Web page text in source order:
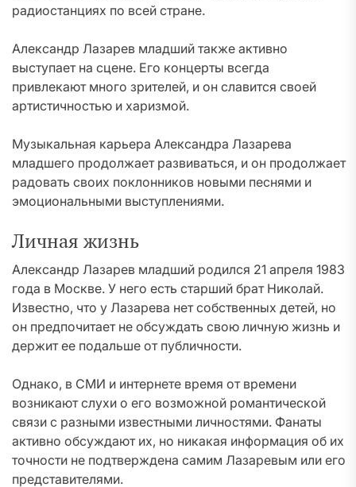
радиостанциях по всей стране.
Александр Лазарев младший также активно
выступает на сцене. Его концерты всегда
привлекают много зрителей, и он славится своей
артистичностью и харизмой.
Музыкальная карьера Александра Лазарева
младшего продолжает развиваться, и он продолжает
радовать своих поклонников новыми песнями и
эмоциональными выступлениями.
Личная жизнь
Александр Лазарев младший родился 21 апреля 1983
года в Москве. У него есть старший брат Николай.
Известно, что у Лазарева нет собственных детей, но
он предпочитает не обсуждать свою личную жизнь и
держит ее подальше от публичности.
Однако, в СМИ и интернете время от времени
возникают слухи о его возможной романтической
связи с разными известными личностями. Фанаты
активно обсуждают их, но никакая информация об их
точности не подтверждена самим Лазаревым или его
представителями.